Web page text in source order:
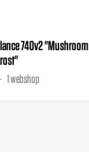
740v2 "Mushroom
1 webshop